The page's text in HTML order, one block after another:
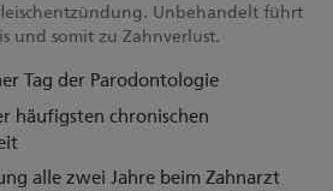
Unbehandelt führt
und somit zu Zahnverlust.
Tag der Parodontologie
häufigsten chronischen
alle zwei Jahre beim Zahnarzt